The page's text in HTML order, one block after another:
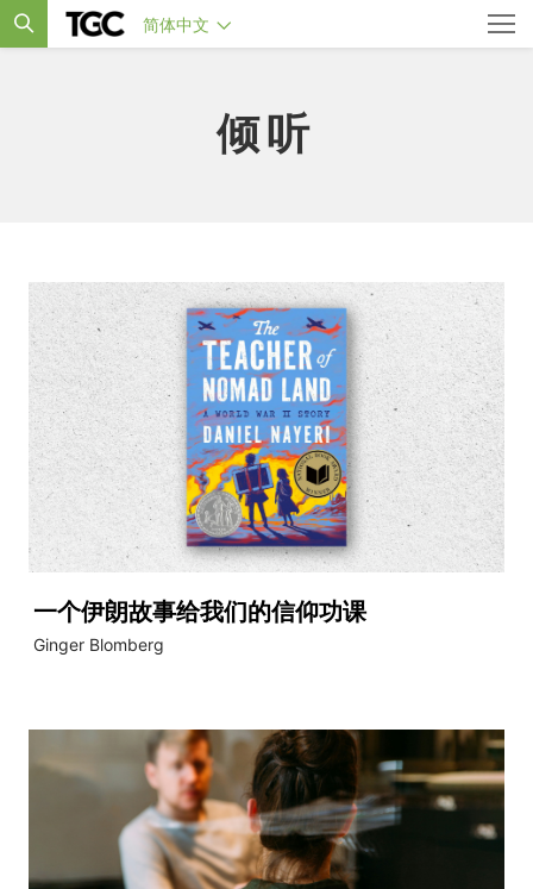
简体中文
倾听
一个伊朗故事给我们的信仰功课
Ginger Blomberg